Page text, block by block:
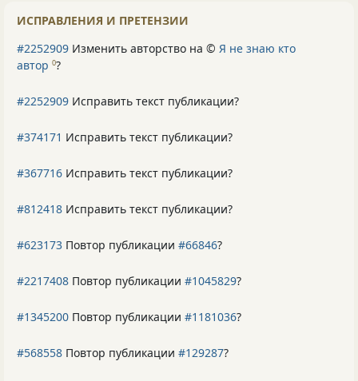
ИСПРАВЛЕНИЯ И ПРЕТЕНЗИИ
#2252909 Изменить авторство на © Я не знаю кто
автор 0?
#2252909 Исправить текст публикации?
#374171 Исправить текст публикации?
#367716 Исправить текст публикации?
#812418 Исправить текст публикации?
#623173 Повтор публикации #66846?
#2217408 Повтор публикации #1045829?
#1345200 Повтор публикации #1181036?
#568558 Повтор публикации #129287?